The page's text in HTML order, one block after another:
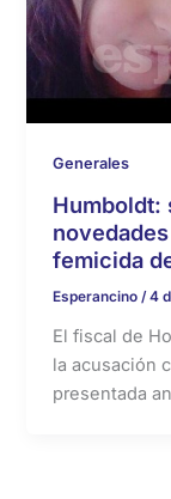
Generales
Humboldt:
femicida
Esperancino/4
El fiscal de
la acusación
presentada